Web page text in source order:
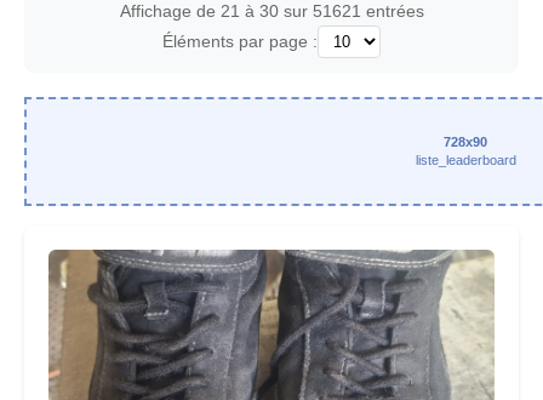
Affichage de 21 à 30 sur 51621 entrées
Éléments par page :
728x90
liste_leaderboard